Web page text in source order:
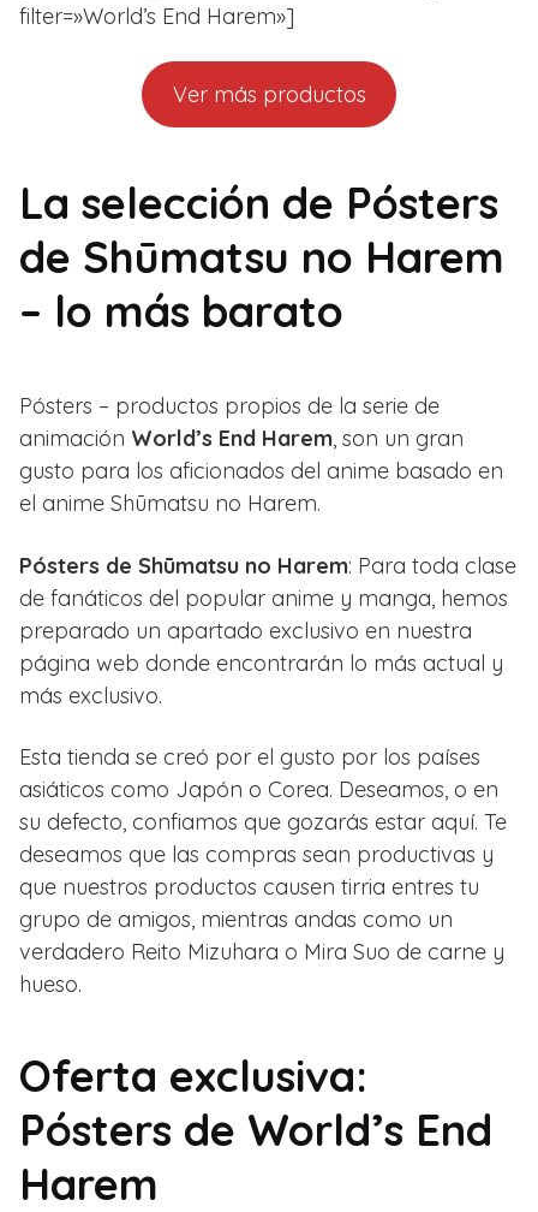
filter=»World’s End Harem»]
Ver más productos
La selección de Pósters
de Shūmatsu no Harem
– lo más barato
Pósters – productos propios de la serie de
animación World’s End Harem, son un gran
gusto para los aficionados del anime basado en
el anime Shūmatsu no Harem.
Pósters de Shūmatsu no Harem: Para toda clase
de fanáticos del popular anime y manga, hemos
preparado un apartado exclusivo en nuestra
página web donde encontrarán lo más actual y
más exclusivo.
Esta tienda se creó por el gusto por los países
asiáticos como Japón o Corea. Deseamos, o en
su defecto, confiamos que gozarás estar aquí. Te
deseamos que las compras sean productivas y
que nuestros productos causen tirria entres tu
grupo de amigos, mientras andas como un
verdadero Reito Mizuhara o Mira Suo de carne y
hueso.
Oferta exclusiva:
Pósters de World’s End
Harem